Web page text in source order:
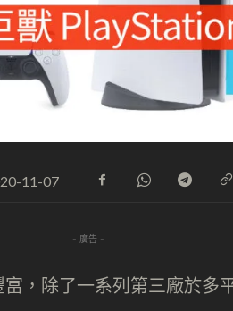
11-07
- 廣告 -
，除了一系列第三廠於多